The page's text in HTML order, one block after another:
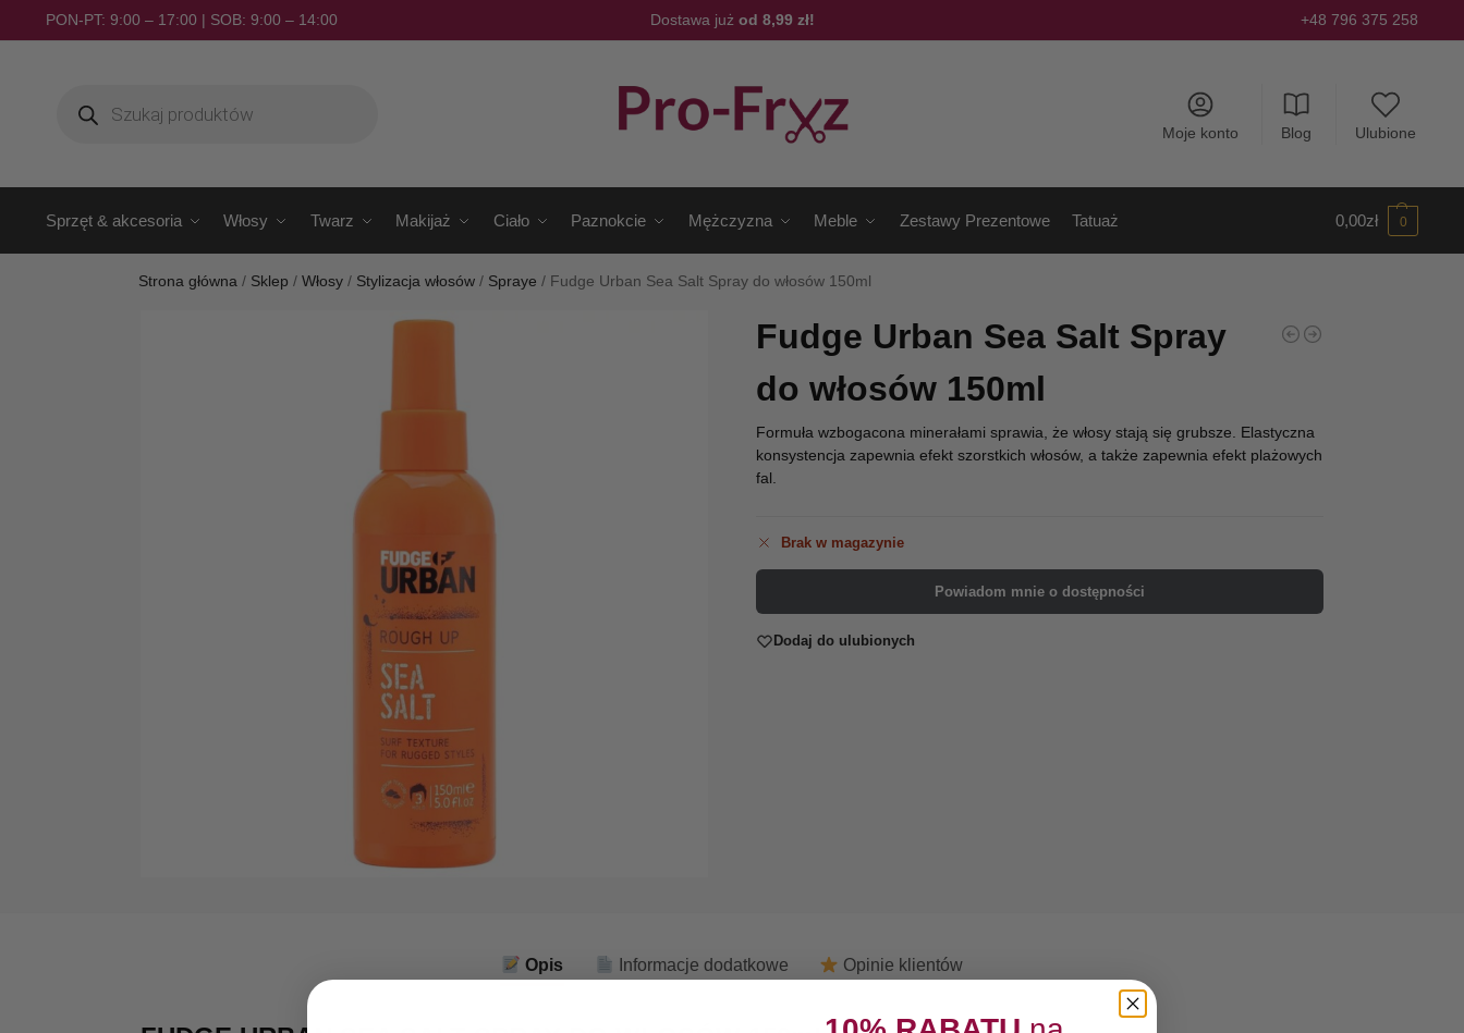
PON-PT: 9:00 – 17:00 | SOB: 9:00 – 14:00 Dostawa już od 8,99 zł! +48 796 375 258
Moje konto Blog Ulubione
Sprzęt & akcesoria Włosy Twarz Makijaż Ciało Paznokcie Mężczyzna Meble Zestawy Prezentowe Tatuaż 0,00zł 0
Strona główna / Sklep /Włosy / Stylizacja włosów / Spraye / Fudge Urban Sea Salt Spray do włosów 150ml
Fudge Urban Sea Salt Spray
do włosów 150ml
Formuła wzbogacona minerałami sprawia, że ​​włosy stają się grubsze. Elastyczna
konsystencja zapewnia efekt szorstkich włosów, a także zapewnia efekt plażowych
fal.
Brak w magazynie
Powiadom mnie o dostępności
Dodaj do ulubionych
Opis Informacje dodatkowe Opinie klientów